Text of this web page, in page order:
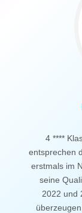
4 ****
entsprechen
erstmals im
seine
2022 und